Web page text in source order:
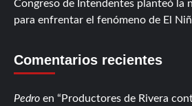
Congreso de Intendentes planteó la
para enfrentar el fenómeno de El
Comentarios recientes
Pedro en
Productores de Rivera